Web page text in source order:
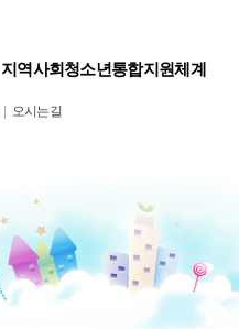
오시는길
지역사회청소년통합지원체계